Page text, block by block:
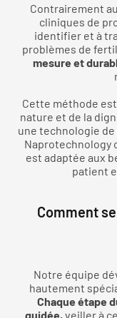
Contrairement
cliniques de
identifier et à
problèmes de
mesure et
Cette méthode
nature et de la
une technologie
Naprotechnology
est adaptée aux
patient
Comment
Notre équipe
hautement
Chaque étape
guidée, veiller à